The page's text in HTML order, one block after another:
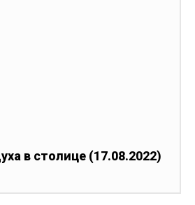
в столице (17.08.2022)